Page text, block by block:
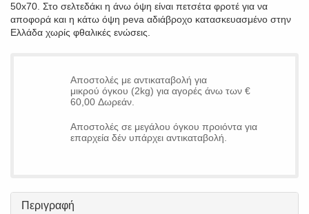
50x70. Στο σελτεδάκι η άνω όψη είναι πετσέτα φροτέ για να
αποφορά και η κάτω όψη peva αδιάβροχο κατασκευασμένο στην
Ελλάδα χωρίς φθαλικές ενώσεις.
Αποστολές με αντικαταβολή για
μικρού όγκου (2kg) για αγορές άνω των €
60,00 Δωρεάν.
Αποστολές σε μεγάλου όγκου προιόντα για
επαρχεία δέν υπάρχει αντικαταβολή.
Περιγραφή